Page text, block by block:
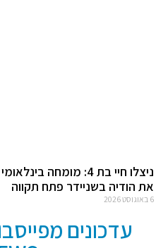
ניצלו חיי בת 4:
את הודיה בשניידר פתח תקווה
6 באוגוסט 2026
עדכונים